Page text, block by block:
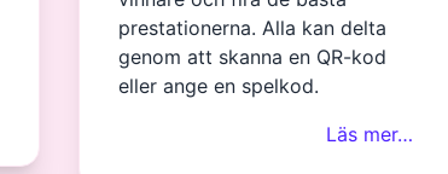
prestationerna. Alla kan delta
genom att skanna en QR-kod
eller ange en spelkod.
Läs mer…